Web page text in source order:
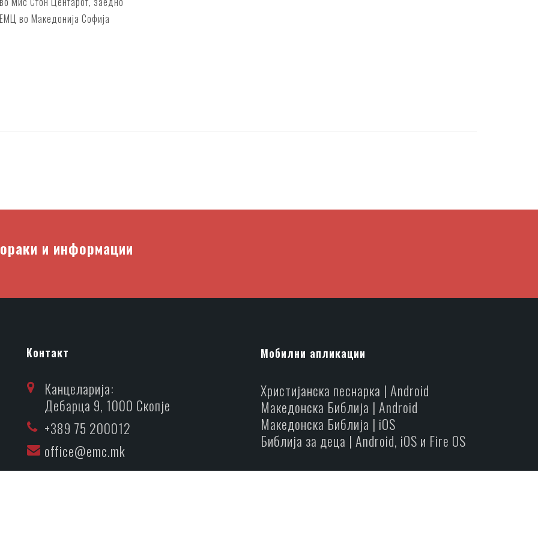
во Македонија Софија
и информации
Контакт
Канцеларија:
Дебарца 9, 1000 Скопје
+389 75 200012
office@emc.mk
Мобилни апликации
Христијанска песнарка | Android
Македонска Библија | Android
Македонска Библија | iOS
Библија за деца | Android, iOS и Fire OS